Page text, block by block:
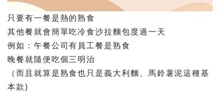
只要有一餐是熱的熟食
其他餐就會簡單吃冷食沙拉麵包度過一天
例如：午餐公司有員工餐是熟食
晚餐就隨便吃個三明治
（而且就算是熟食也只是義大利麵、馬鈴薯泥這種基
本款 )